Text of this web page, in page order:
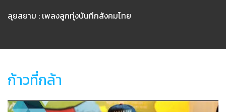
ลุยสยาม : เพลงลูกทุ่งบันทึกสังคมไทย
ก้าวที่กล้า